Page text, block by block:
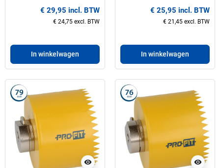
€ 29,95 incl. BTW
€ 24,75 excl. BTW
In winkelwagen
€ 25,95 incl. BTW
€ 21,45 excl. BTW
In winkelwagen
visibility visibility